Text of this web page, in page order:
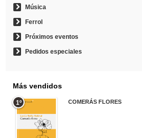
Música
Ferrol
Próximos eventos
Pedidos especiales
Más vendidos
1º COMERÁS FLORES